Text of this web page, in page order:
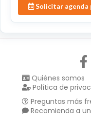
Solicitar agenda
Quiénes somos
Política de
Preguntas más
Recomienda a